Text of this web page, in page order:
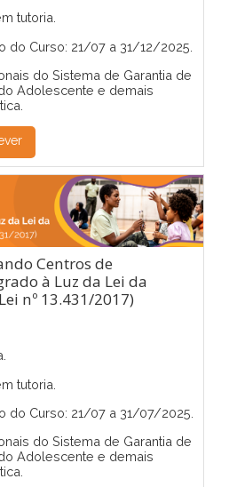
tutoria.
do Curso: 21/07 a 31/12/2025.
do Sistema de Garantia de
Adolescente e demais
Centros de
à Luz da Lei da
nº 13.431/2017)
tutoria.
do Curso: 21/07 a 31/07/2025.
do Sistema de Garantia de
Adolescente e demais